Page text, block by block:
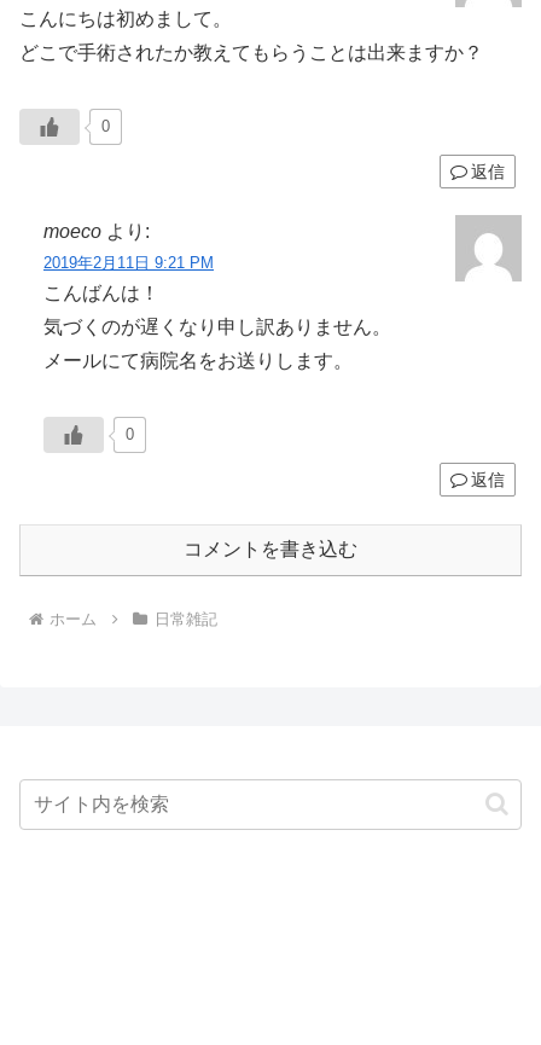
こんにちは初めまして。
どこで手術されたか教えてもらうことは出来ますか？
0
返信
moeco より:
2019年2月11日 9:21 PM
こんばんは！
気づくのが遅くなり申し訳ありません。
メールにて病院名をお送りします。
0
返信
コメントを書き込む
ホーム 日常雑記